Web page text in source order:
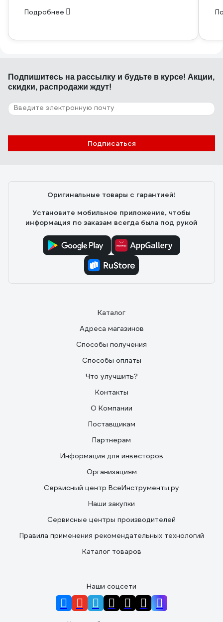
Подробнее
Подпишитесь на рассылку и будьте в курсе! Акции,
скидки, распродажи ждут!
Подписаться
Оригинальные товары с гарантией!
Установите мобильное приложение, чтобы
информация по заказам всегда была под рукой
Каталог
Адреса магазинов
Способы получения
Способы оплаты
Что улучшить?
Контакты
О Компании
Поставщикам
Партнерам
Информация для инвесторов
Организациям
Сервисный центр ВсеИнструменты.ру
Наши закупки
Сервисные центры производителей
Правила применения рекомендательных технологий
Каталог товаров
Наши соцсети